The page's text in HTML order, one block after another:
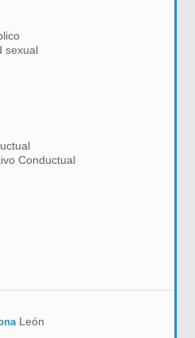
sexual
Conductual
León